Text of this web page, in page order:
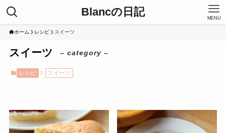
Blancの日記 MENU
ホーム レシピ スイーツ
スイーツ – category –
レシピ スイーツ